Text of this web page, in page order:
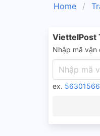
Home
ViettelPost
Nhập mã vận
ex.